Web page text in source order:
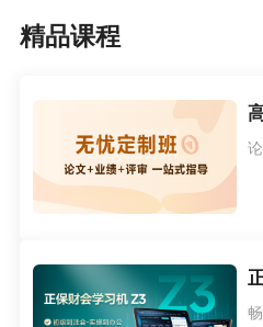
关的其他人员等。大赛组委会
比赛分为网络答题、预赛、复
赛六个阶段。
网络答题面向全省会计从业人
精品课程